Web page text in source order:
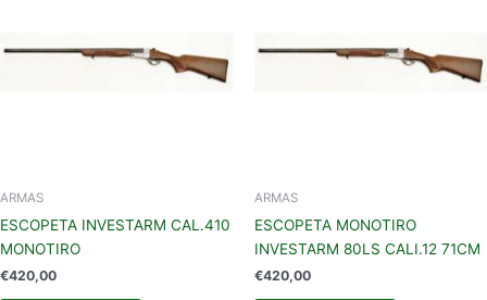
ARMAS
ESCOPETA INVESTARM CAL.410
MONOTIRO
€420,00
ARMAS
ESCOPETA MONOTIRO
INVESTARM 80LS CALI.12 71CM
€420,00